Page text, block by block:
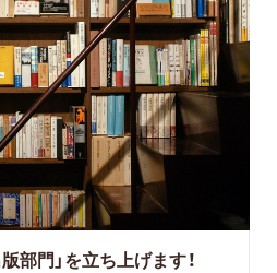
部門」を立ち上げます！